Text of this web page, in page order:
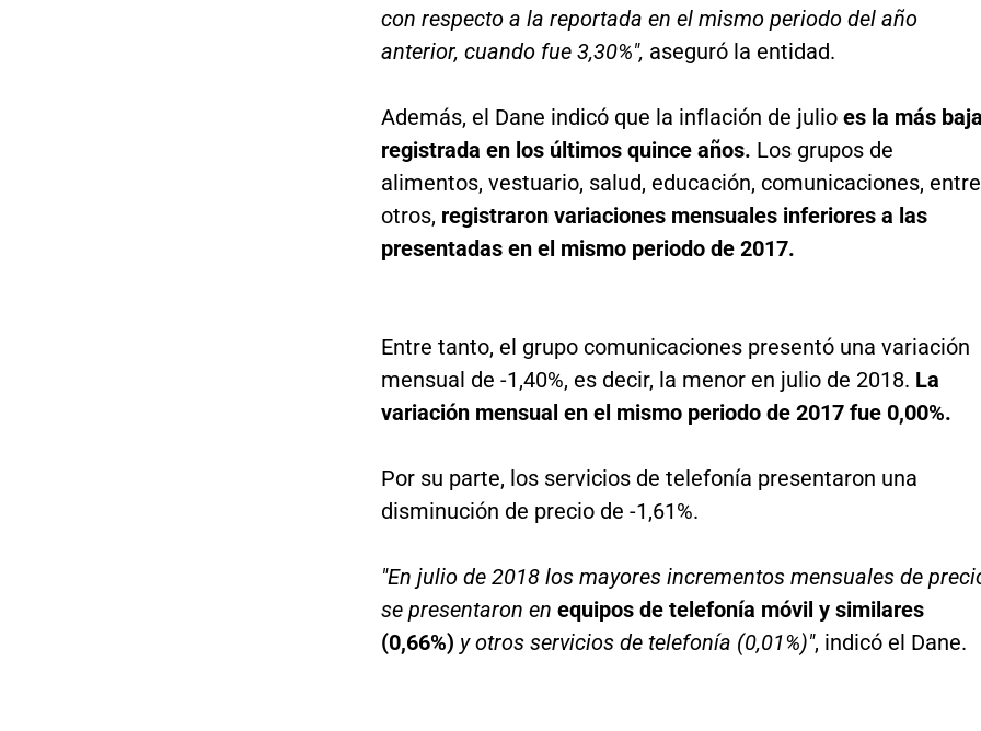
con respecto a la reportada en el mismo periodo del año
anterior, cuando fue 3,30%", aseguró la entidad.
Además, el Dane indicó que la inflación de julio es la más baja
registrada en los últimos quince años. Los grupos de
alimentos, vestuario, salud, educación, comunicaciones, entre
otros, registraron variaciones mensuales inferiores a las
presentadas en el mismo periodo de 2017.
Entre tanto, el grupo comunicaciones presentó una variación
mensual de -1,40%, es decir, la menor en julio de 2018. La
variación mensual en el mismo periodo de 2017 fue 0,00%.
Por su parte, los servicios de telefonía presentaron una
disminución de precio de -1,61%.
"En julio de 2018 los mayores incrementos mensuales de
se presentaron en equipos de telefonía móvil y similares
(0,66%) y otros servicios de telefonía (0,01%)", indicó el Dane.